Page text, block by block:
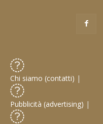
Chi siamo (contatti) |
Pubblicità (advertising) |